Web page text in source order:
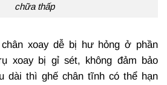
chữa thấp
xoay dễ bị hư hỏng ở phần
xoay bị gỉ sét, không đảm bảo
dài thì ghế chân tĩnh có thể hạn